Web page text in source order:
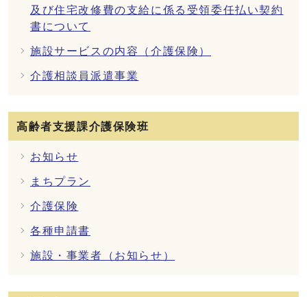
及び住宅改修費の支給に係る受領委任払い契約
書について
施設サービスの内容（介護保険）
介護相談員派遣事業
高齢者支援課介護保険班
お知らせ
まちプラン
介護保険
各種申請書
施設・事業者（お知らせ）